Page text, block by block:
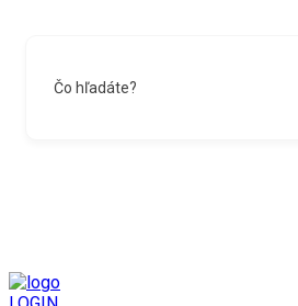
Čo hľadáte?